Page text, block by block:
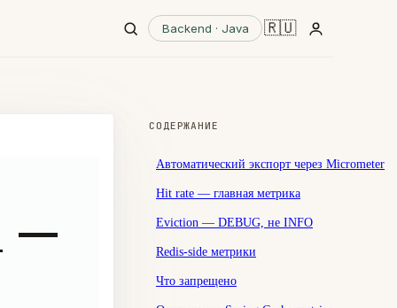
Backend · Java 🇷🇺
—
СОДЕРЖАНИЕ
Автоматический экспорт через Micrometer
Hit rate — главная метрика
Eviction — DEBUG, не INFO
Redis-side метрики
Что запрещено